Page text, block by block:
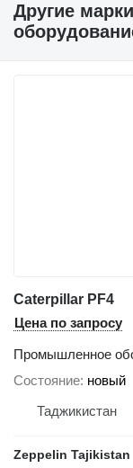
Другие
Caterpillar PF4
Цена по запросу
Промышленное
Состояние новый
Таджикистан
Zeppelin Tajikistan